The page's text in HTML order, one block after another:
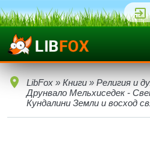
LibFox » Книги » Религия и
Друнвало Мельхиседек -
Кундалини Земли и восход